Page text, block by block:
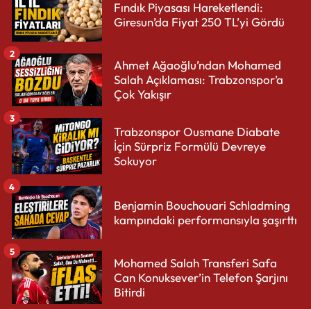
Fındık Piyasası Hareketlendi:
Giresun’da Fiyat 250 TL’yi Gördü
Ahmet Ağaoğlu’ndan Mohamed
Salah Açıklaması: Trabzonspor’a
Çok Yakışır
2
Trabzonspor Ousmane Diabate
İçin Sürpriz Formülü Devreye
Sokuyor
3
Benjamin Bouchouari Schladming
kampındaki performansıyla şaşırttı
4
Mohamed Salah Transferi Safa
Can Konuksever’in Telefon Şarjını
Bitirdi
5